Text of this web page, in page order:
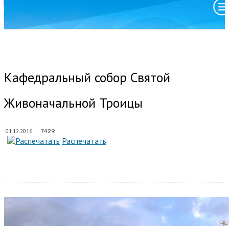
Анадырская и Чукотская епархия
Кафедральный собор Святой
Живоначальной Троицы
01.12.2016 7429
Распечатать